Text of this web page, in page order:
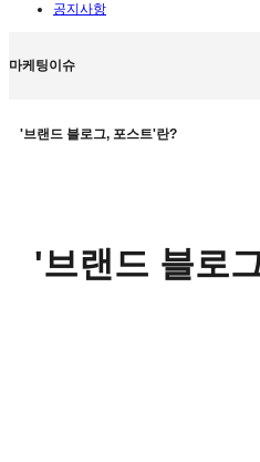
공지사항
마케팅이슈
'브랜드 블로그, 포스트'란?
'브랜드 블로